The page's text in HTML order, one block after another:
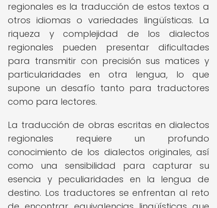
regionales es la traducción de estos textos a
otros idiomas o variedades lingüísticas. La
riqueza y complejidad de los dialectos
regionales pueden presentar dificultades
para transmitir con precisión sus matices y
particularidades en otra lengua, lo que
supone un desafío tanto para traductores
como para lectores.
La traducción de obras escritas en dialectos
regionales requiere un profundo
conocimiento de los dialectos originales, así
como una sensibilidad para capturar su
esencia y peculiaridades en la lengua de
destino. Los traductores se enfrentan al reto